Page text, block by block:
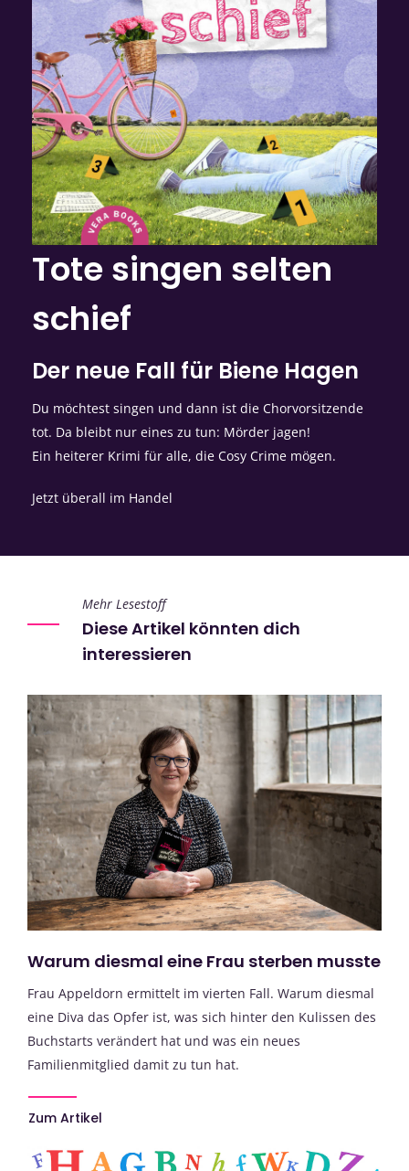
Tote singen selten
schief
Der neue Fall für Biene Hagen
Du möchtest singen und dann ist die Chorvorsitzende
tot. Da bleibt nur eines zu tun: Mörder jagen!
Ein heiterer Krimi für alle, die Cosy Crime mögen.
Jetzt überall im Handel
Mehr Lesestoff
Diese Artikel könnten dich
interessieren
Warum diesmal eine Frau sterben musste
Frau Appeldorn ermittelt im vierten Fall. Warum diesmal
eine Diva das Opfer ist, was sich hinter den Kulissen des
Buchstarts verändert hat und was ein neues
Familienmitglied damit zu tun hat.
Zum Artikel